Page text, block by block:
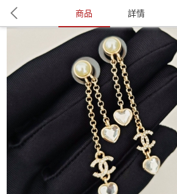
商品 詳情